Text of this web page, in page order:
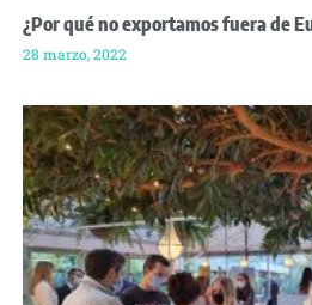
¿Por qué no exportamos fuera de
28 marzo, 2022